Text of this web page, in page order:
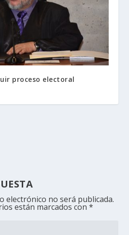
proceso electoral
electrónico no será publicada.
están marcados con*